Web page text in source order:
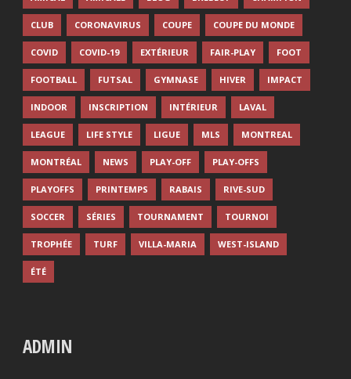
CLUB CORONAVIRUS COUPE COUPE DU MONDE
COVID COVID-19 EXTÉRIEUR FAIR-PLAY FOOT
FOOTBALL FUTSAL GYMNASE HIVER IMPACT
INDOOR INSCRIPTION INTÉRIEUR LAVAL
LEAGUE LIFE STYLE LIGUE MLS MONTREAL
MONTRÉAL NEWS PLAY-OFF PLAY-OFFS
PLAYOFFS PRINTEMPS RABAIS RIVE-SUD
SOCCER SÉRIES TOURNAMENT TOURNOI
TROPHÉE TURF VILLA-MARIA WEST-ISLAND
ÉTÉ
ADMIN